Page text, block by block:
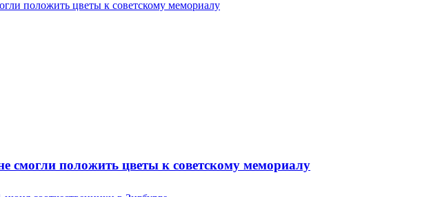
смогли положить цветы к советскому мемориалу